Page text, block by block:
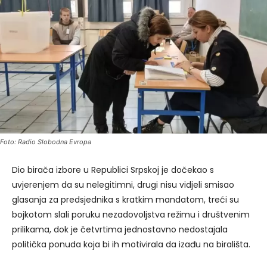
Foto: Radio Slobodna Evropa
Dio birača izbore u Republici Srpskoj je dočekao s
uvjerenjem da su nelegitimni, drugi nisu vidjeli smisao
glasanja za predsjednika s kratkim mandatom, treći su
bojkotom slali poruku nezadovoljstva režimu i društvenim
prilikama, dok je četvrtima jednostavno nedostajala
politička ponuda koja bi ih motivirala da izađu na birališta.